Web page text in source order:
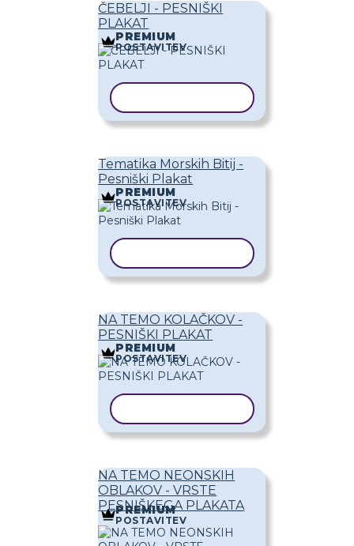
ČEBELJI - PESNIŠKI
PLAKAT
PREMIUM
POSTAVITEV
Tematika Morskih Bitij -
Pesniški Plakat
PREMIUM
POSTAVITEV
NA TEMO KOLAČKOV -
PESNIŠKI PLAKAT
PREMIUM
POSTAVITEV
NA TEMO NEONSKIH
OBLAKOV - VRSTE
PESNIŠKEGA PLAKATA
PREMIUM
POSTAVITEV